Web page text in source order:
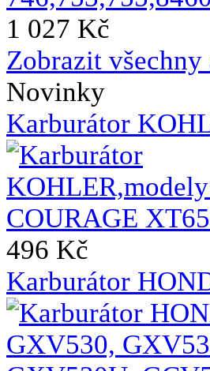
1 027 Kč
Zobrazit všechny
Novinky
Karburátor
496 Kč
Karburátor